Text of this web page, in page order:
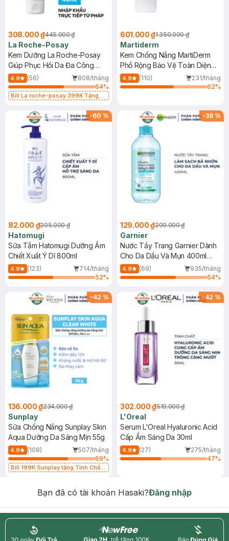
308.000 ₫445.000 ₫
La Roche-Posay
Kem Dưỡng La Roche-Posay
Giúp Phục Hồi Da Đa Công
Dụng 40ml
4.9 (56)
808/tháng
64%
Bill La roche-posay 399K Tặng
(SL có hạn)
601.000 ₫1.350.000 ₫
Martiderm
Kem Chống Nắng MartiDerm
Phổ Rộng Bảo Vệ Toàn Diện
40ml
4.9 (110)
231/tháng
62%
-60 %
82.000 ₫205.000 ₫
Hatomugi
Sữa Tắm Hatomugi Dưỡng Ẩm
Chiết Xuất Ý Dĩ 800ml
4.9 (123)
714/tháng
52%
-38 %
129.000 ₫209.000 ₫
Garnier
Nước Tẩy Trang Garnier Dành
Cho Da Dầu Và Mụn 400ml
(Mới)
4.9 (69)
935/tháng
64%
-42 %
136.000 ₫234.000 ₫
Sunplay
Sữa Chống Nắng Sunplay Skin
Aqua Dưỡng Da Sáng Mịn 55g
4.9 (108)
507/tháng
69%
Bill 199K Sunplay tặng Tinh Chất
-42 %
302.000 ₫519.000 ₫
L'Oreal
Serum L'Oreal Hyaluronic Acid
Cấp Ẩm Sáng Da 30ml
4.9 (27)
275/tháng
47%
Bạn đã có tài khoản Hasaki?Đăng nhập